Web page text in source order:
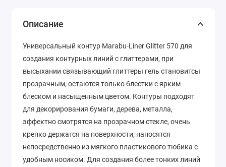
Описание
Универсальный контур Marabu-Liner Glitter 570 для
создания контурных линий с глиттерами, при
высыхании связывающий глиттеры гель становитсы
прозрачным, остаются только блестки с ярким
блеском и насыщенным цветом. Контуры подходят
для декорирования бумаги, дерева, металла,
эффектно смотрятся на прозрачном стекле, очень
крепко держатся на поверхности; наносятся
непосредственно из мягкого пластикового тюбика с
удобным носиком. Для создания более тонких линий